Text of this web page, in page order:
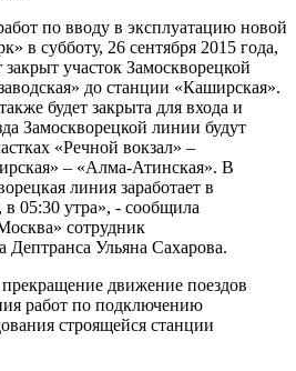
по вводу в эксплуатацию новой
в субботу, 26 сентября 2015 года,
закрыт участок Замоскворецкой
до станции «Каширская».
будет закрыта для входа и
Замоскворецкой линии будут
«Речной вокзал» –
– «Алма-Атинская». В
линия заработает в
в 05:30 утра», - сообщила
сотрудник
Ульяна Сахарова.
движение поездов
работ по подключению
строящейся станции